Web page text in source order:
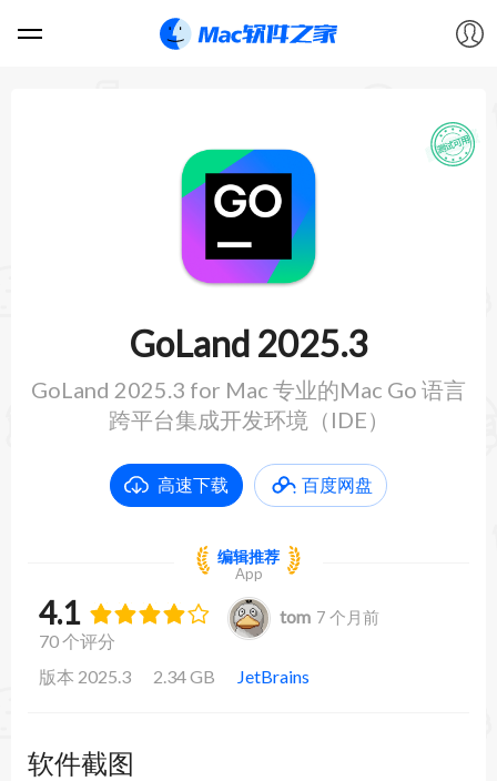
GoLand 2025.3
GoLand 2025.3 for Mac 专业的Mac Go 语言
跨平台集成开发环境（IDE）
高速下载 百度网盘
编辑推荐
App
4.1
70 个评分
tom 7 个月前
版本 2025.3 2.34 GB JetBrains
软件截图